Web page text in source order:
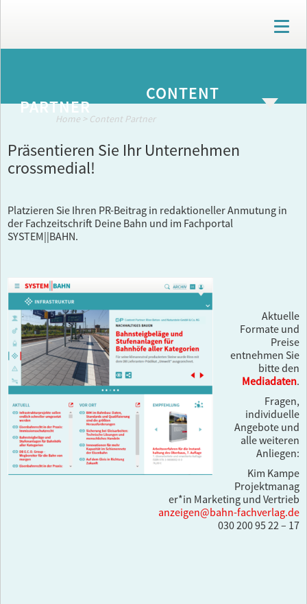
T
o
g
n
o
CONTENT
PARTNER
Home > Content Partner
Präsentieren Sie Ihr Unternehmen
crossmedial!
Platzieren Sie Ihren PR-Beitrag in redaktioneller Anmutung in
der Fachzeitschrift Deine Bahn und im Fachportal
SYSTEM||BAHN.
Aktuelle
Formate und
Preise
entnehmen Sie
bitte den
Mediadaten.
Fragen,
individuelle
Angebote und
alle weiteren
Anliegen:
Kim Kampe
Projektmanag
er*in Marketing und Vertrieb
anzeigen@bahn-fachverlag.de
030 200 95 22 – 17